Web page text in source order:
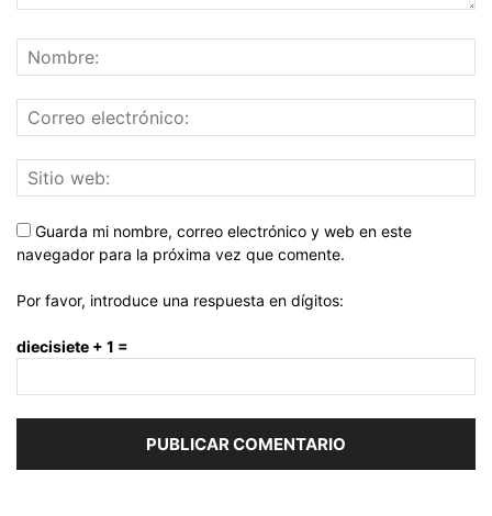
Guarda mi nombre, correo electrónico y web en este
navegador para la próxima vez que comente.
Por favor, introduce una respuesta en dígitos:
diecisiete + 1 =